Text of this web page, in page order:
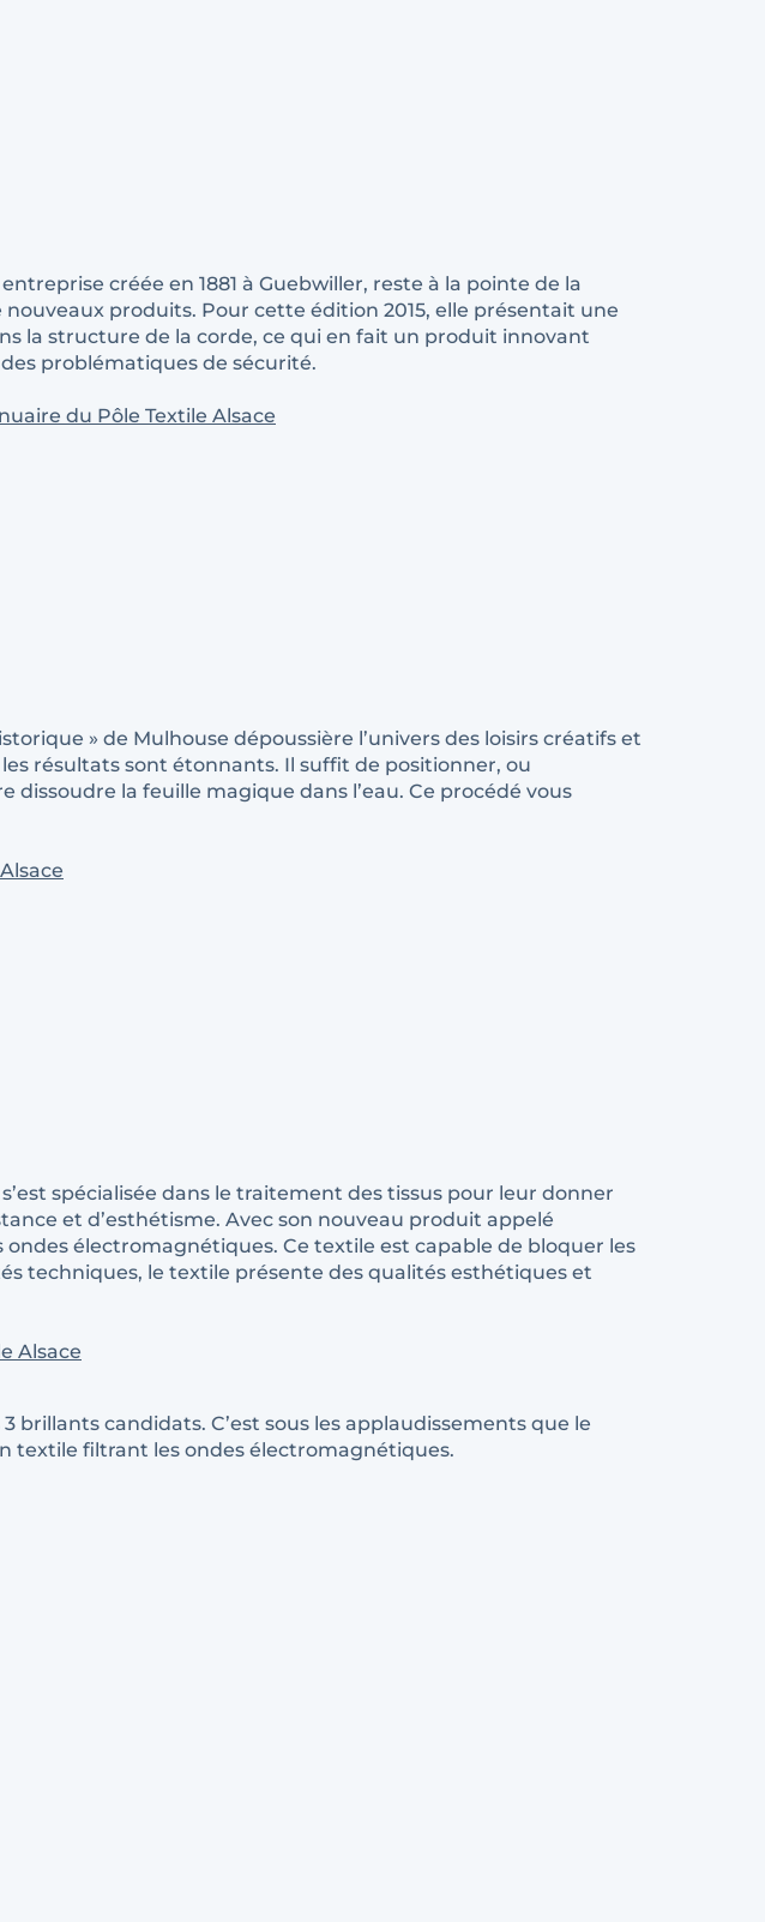
créée en 1881 à Guebwiller, reste à la pointe de la
produits. Pour cette édition 2015, elle présentait une
la structure de la corde, ce qui en fait un produit innovant
problématiques de sécurité.
du Pôle Textile Alsace
» de Mulhouse dépoussière l’univers des loisirs créatifs et
résultats sont étonnants. Il suffit de positionner, ou
la feuille magique dans l’eau. Ce procédé vous
spécialisée dans le traitement des tissus pour leur donner
et d’esthétisme. Avec son nouveau produit appelé
électromagnétiques. Ce textile est capable de bloquer les
techniques, le textile présente des qualités esthétiques et
Alsace
candidats. C’est sous les applaudissements que le
textile filtrant les ondes électromagnétiques.